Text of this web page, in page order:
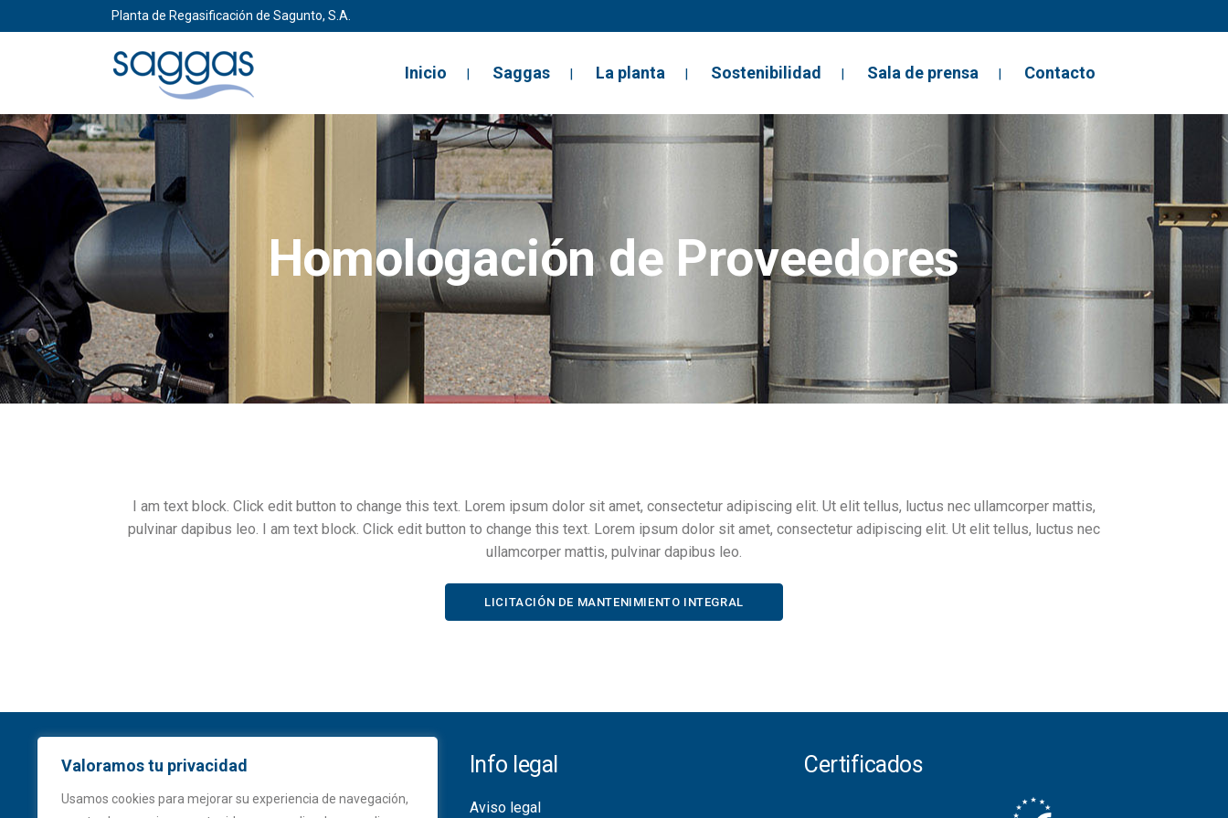
Valoramos tu privacidad
Usamos cookies para mejorar su experiencia de navegación,
Planta de Regasificación de Sagunto, S.A.
Inicio Saggas La planta Sostenibilidad Sala de prensa Contacto
Homologación de Proveedores
I am text block. Click edit button to change this text. Lorem ipsum dolor sit amet, consectetur adipiscing elit. Ut elit tellus, luctus nec ullamcorper mattis,
pulvinar dapibus leo. I am text block. Click edit button to change this text. Lorem ipsum dolor sit amet, consectetur adipiscing elit. Ut elit tellus, luctus nec
ullamcorper mattis, pulvinar dapibus leo.
LICITACIÓN DE MANTENIMIENTO INTEGRAL
Saggas
Ampliación del puerto de Sagunto
Info legal
Aviso legal
Certificados